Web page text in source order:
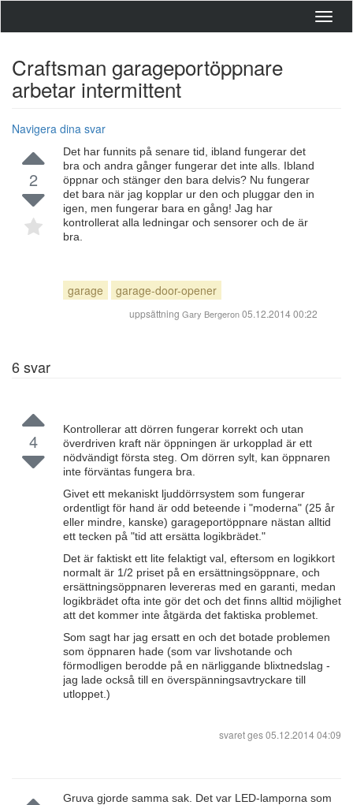
Craftsman garageportöppnare
arbetar intermittent
Navigera dina svar
2
Det har funnits på senare tid, ibland fungerar det
bra och andra gånger fungerar det inte alls. Ibland
öppnar och stänger den bara delvis? Nu fungerar
det bara när jag kopplar ur den och pluggar den in
igen, men fungerar bara en gång! Jag har
kontrollerat alla ledningar och sensorer och de är
bra.
garage garage-door-opener
uppsättning Gary Bergeron05.12.2014 00:22
6svar
4
Kontrollerar att dörren fungerar korrekt och utan
överdriven kraft när öppningen är urkopplad är ett
nödvändigt första steg. Om dörren sylt, kan öppnaren
inte förväntas fungera bra.
Givet ett mekaniskt ljuddörrsystem som fungerar
ordentligt för hand är odd beteende i "moderna" (25 år
eller mindre, kanske) garageportöppnare nästan alltid
ett tecken på "tid att ersätta logikbrädet."
Det är faktiskt ett lite felaktigt val, eftersom en logikkort
normalt är 1/2 priset på en ersättningsöppnare, och
ersättningsöppnaren levereras med en garanti, medan
logikbrädet ofta inte gör det och det finns alltid möjlighet
att det kommer inte åtgärda det faktiska problemet.
Som sagt har jag ersatt en och det botade problemen
som öppnaren hade (som var livshotande och
förmodligen berodde på en närliggande blixtnedslag -
jag lade också till en överspänningsavtryckare till
utloppet.)
svaret ges05.12.2014 04:09
Gruva gjorde samma sak. Det var LED-lamporna som